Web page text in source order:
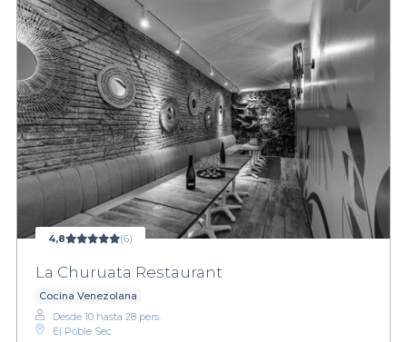
4,8 (6)
La Churuata Restaurant
Cocina Venezolana
Desde 10 hasta 28 pers.
El Poble Sec